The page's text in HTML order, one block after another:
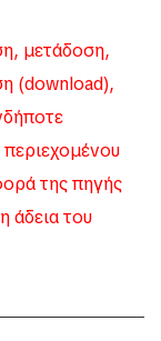
μετάδοση,
(download),
της πηγής
άδεια του